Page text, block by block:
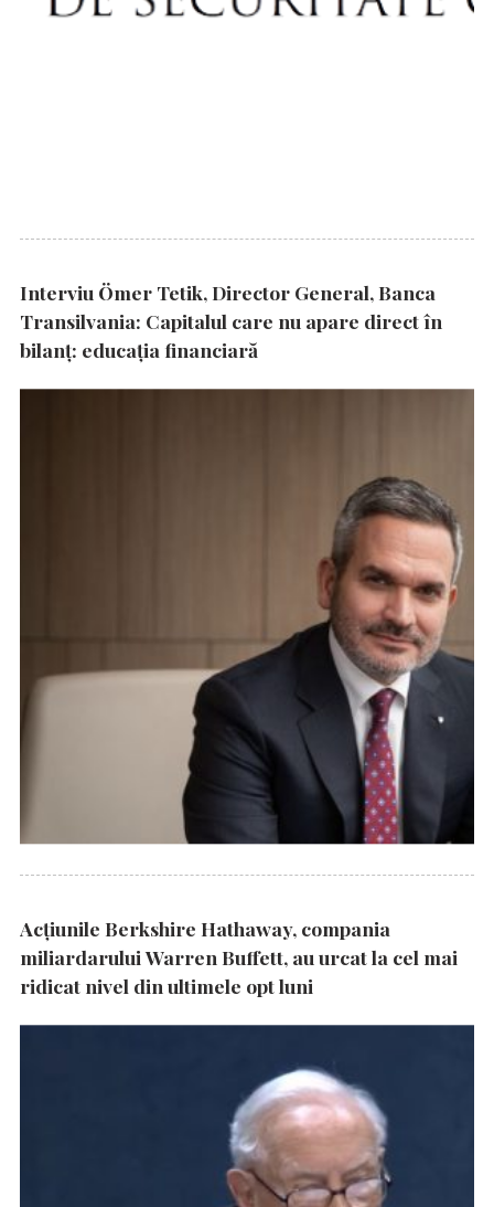
Interviu Ömer Tetik, Director General, Banca
Transilvania: Capitalul care nu apare direct în
bilanț: educația financiară
Acțiunile Berkshire Hathaway, compania
miliardarului Warren Buffett, au urcat la cel mai
ridicat nivel din ultimele opt luni